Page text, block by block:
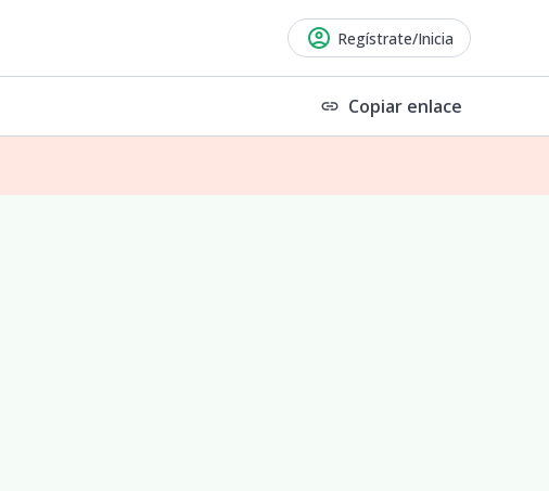
account_circle Regístrate/Inicia
link Copiar enlace